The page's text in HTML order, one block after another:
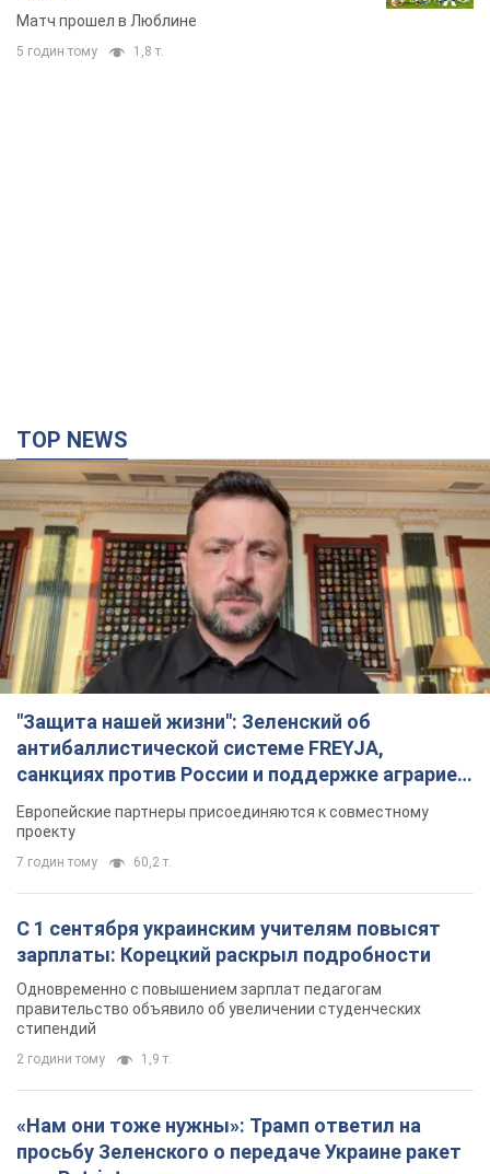
Матч прошел в Люблине
5 годин тому 1,8 т.
TOP NEWS
"Защита нашей жизни": Зеленский об
антибаллистической системе FREYJA,
санкциях против России и поддержке аграриев.
Видео
Европейские партнеры присоединяются к совместному
проекту
7 годин тому 60,2 т.
С 1 сентября украинским учителям повысят
зарплаты: Корецкий раскрыл подробности
Одновременно с повышением зарплат педагогам
правительство объявило об увеличении студенческих
стипендий
2 години тому 1,9 т.
«Нам они тоже нужны»: Трамп ответил на
просьбу Зеленского о передаче Украине ракет